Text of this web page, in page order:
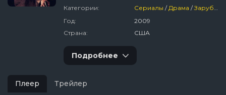
Категории: Сериалы /Драма /Зарубежный
Год:
2009
Страна:
США
Подробнее
Плеер Трейлер